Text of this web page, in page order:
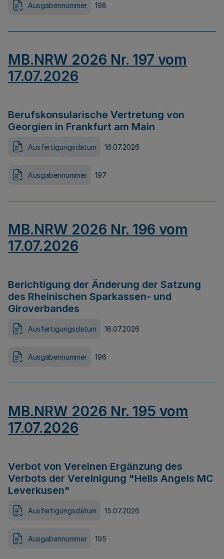
Ausgabennummer 198
MB.NRW 2026 Nr. 197 vom
17.07.2026
Berufskonsularische Vertretung von
Georgien in Frankfurt am Main
Ausfertigungsdatum 16.07.2026
Ausgabennummer 197
MB.NRW 2026 Nr. 196 vom
17.07.2026
Berichtigung der Änderung der Satzung
des Rheinischen Sparkassen- und
Giroverbandes
Ausfertigungsdatum 16.07.2026
Ausgabennummer 196
MB.NRW 2026 Nr. 195 vom
17.07.2026
Verbot von Vereinen Ergänzung des
Verbots der Vereinigung "Hells Angels MC
Leverkusen"
Ausfertigungsdatum 15.07.2026
Ausgabennummer 195